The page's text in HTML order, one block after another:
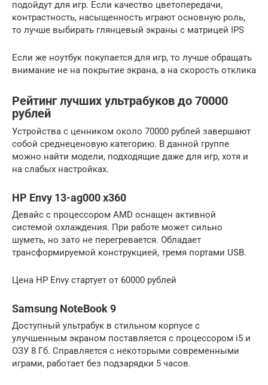
подойдут для игр. Если качество цветопередачи,
контрастность, насыщенность играют основную роль,
то лучше выбирать глянцевый экраны с матрицей IPS
Если же ноутбук покупается для игр, то лучше обращать
внимание не на покрытие экрана, а на скорость отклика
Рейтинг лучших ультрабуков до 70000
рублей
Устройства с ценником около 70000 рублей завершают
собой среднеценовую категорию. В данной группе
можно найти модели, подходящие даже для игр, хотя и
на слабых настройках.
HP Envy 13-ag000 x360
Девайс с процессором AMD оснащен активной
системой охлаждения. При работе может сильно
шуметь, но зато не перегревается. Обладает
трансформируемой конструкцией, тремя портами USB.
Цена HP Envy стартует от 60000 рублей
Samsung NoteBook 9
Доступный ультрабук в стильном корпусе с
улучшенным экраном поставляется с процессором i5 и
ОЗУ 8 Гб. Справляется с некоторыми современными
играми, работает без подзарядки 5 часов.